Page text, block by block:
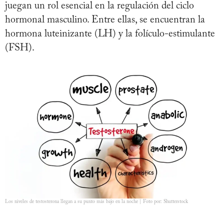
juegan un rol esencial en la regulación del ciclo
hormonal masculino. Entre ellas, se encuentran la
hormona luteinizante (LH) y la folículo-estimulante
(FSH).
Los niveles de testosterona llegan a su punto más bajo en la noche | Foto por: Shutterstock